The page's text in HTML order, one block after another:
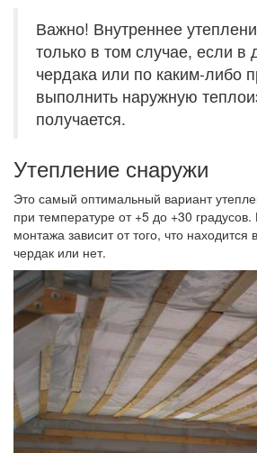
Важно! Внутреннее
только в том случае, если в
чердака или по каким-либо
выполнить наружную
получается.
Утепление снаружи
Это самый оптимальный вариант
при температуре от +5 до +30
монтажа зависит от того, что
чердак или нет.